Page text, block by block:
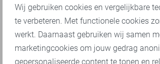
Analytische cookies
Wij gebruiken cookies en vergelijkbare
te verbeteren. Met functionele cookies
werkt. Daarnaast gebruiken wij samen
marketingcookies om jouw gedrag
gepersonaliseerde content te tonen en